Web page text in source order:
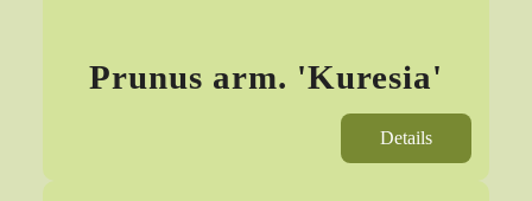
Prunus arm. 'Kuresia'
Details